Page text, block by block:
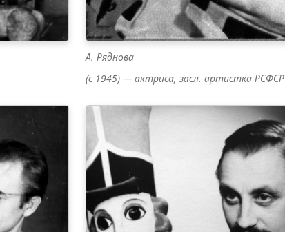
А. Ряднова
(с 1945) — актриса, засл. артистка РСФСР